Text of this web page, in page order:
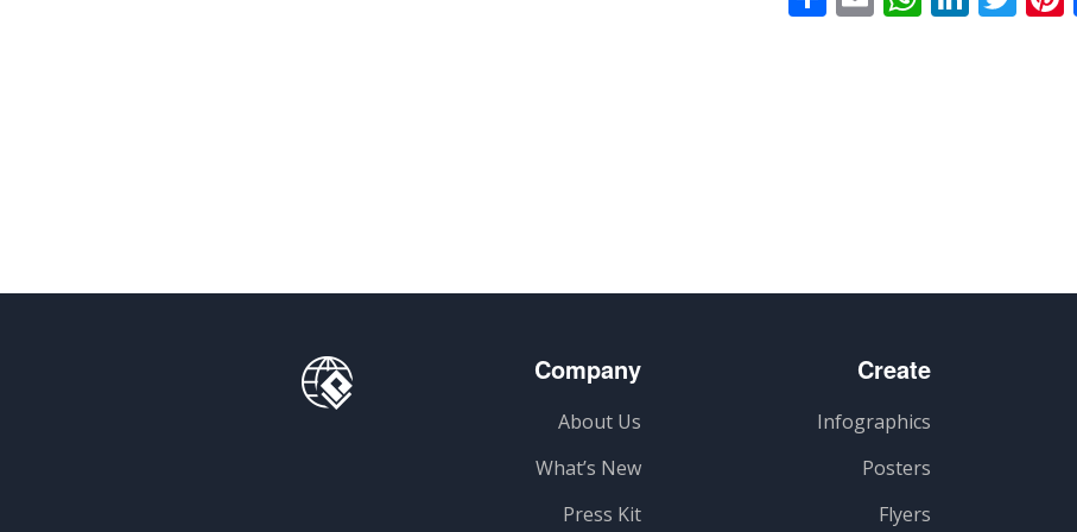
Company
About Us
What’s New
Press Kit
Create
Infographics
Posters
Flyers